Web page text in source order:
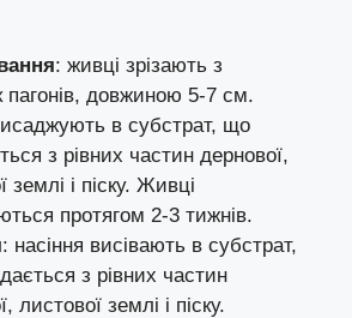
: живці зрізають з
пагонів, довжиною 5-7 см.
в субстрат, що
з рівних частин дернової,
землі і піску. Живці
протягом 2-3 тижнів.
: насіння висівають в субстрат,
з рівних частин
листової землі і піску.